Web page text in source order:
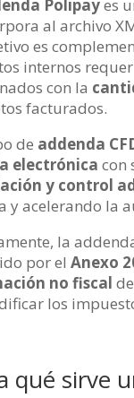
Polipayes
al archivo
es
internos
con la
facturados.
de addenda
electrónica con
y control
y acelerando la
la
por elAnexo
no fiscal
los
qué sirve